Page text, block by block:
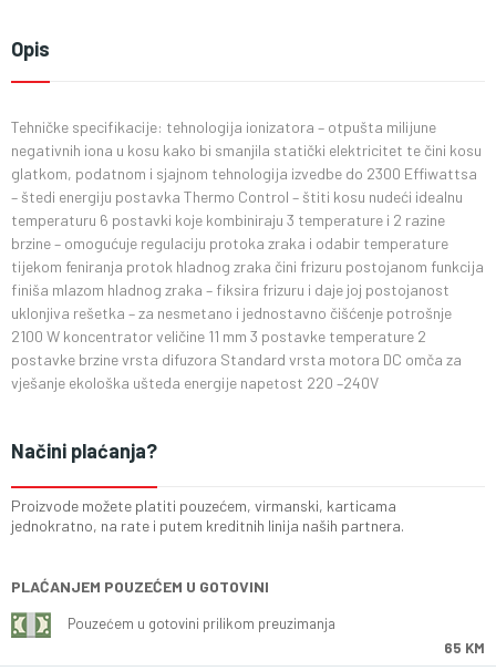
Opis
Tehničke specifikacije: tehnologija ionizatora – otpušta milijune
negativnih iona u kosu kako bi smanjila statički elektricitet te čini kosu
glatkom, podatnom i sjajnom tehnologija izvedbe do 2300 Effiwattsa
– štedi energiju postavka Thermo Control – štiti kosu nudeći idealnu
temperaturu 6 postavki koje kombiniraju 3 temperature i 2 razine
brzine – omogućuje regulaciju protoka zraka i odabir temperature
tijekom feniranja protok hladnog zraka čini frizuru postojanom funkcija
finiša mlazom hladnog zraka – fiksira frizuru i daje joj postojanost
uklonjiva rešetka – za nesmetano i jednostavno čišćenje potrošnje
2100 W koncentrator veličine 11 mm 3 postavke temperature 2
postavke brzine vrsta difuzora Standard vrsta motora DC omča za
vješanje ekološka ušteda energije napetost 220 –240V
Načini plaćanja?
Proizvode možete platiti pouzećem, virmanski, karticama
jednokratno, na rate i putem kreditnih linija naših partnera.
PLAĆANJEM POUZEĆEM U GOTOVINI
Pouzećem u gotovini prilikom preuzimanja
65 KM